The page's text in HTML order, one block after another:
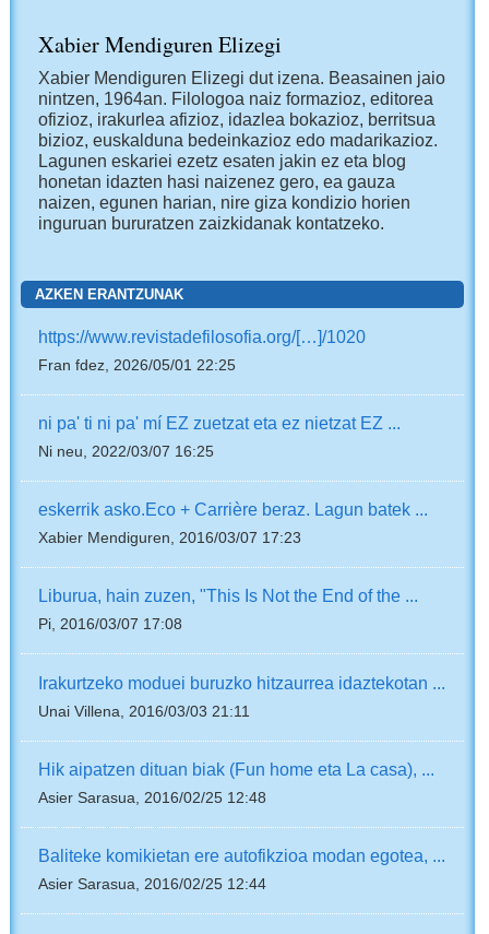
Xabier Mendiguren Elizegi
Xabier Mendiguren Elizegi dut izena. Beasainen jaio
nintzen, 1964an. Filologoa naiz formazioz, editorea
ofizioz, irakurlea afizioz, idazlea bokazioz, berritsua
bizioz, euskalduna bedeinkazioz edo madarikazioz.
Lagunen eskariei ezetz esaten jakin ez eta blog
honetan idazten hasi naizenez gero, ea gauza
naizen, egunen harian, nire giza kondizio horien
inguruan bururatzen zaizkidanak kontatzeko.
AZKEN ERANTZUNAK
https://www.revistadefilosofia.org/[…]/1020
Fran fdez, 2026/05/01 22:25
ni pa' ti ni pa' mí EZ zuetzat eta ez nietzat EZ ...
Ni neu, 2022/03/07 16:25
eskerrik asko.Eco + Carrière beraz. Lagun batek ...
Xabier Mendiguren, 2016/03/07 17:23
Liburua, hain zuzen, "This Is Not the End of the ...
Pi, 2016/03/07 17:08
Irakurtzeko moduei buruzko hitzaurrea idaztekotan ...
Unai Villena, 2016/03/03 21:11
Hik aipatzen dituan biak (Fun home eta La casa), ...
Asier Sarasua, 2016/02/25 12:48
Baliteke komikietan ere autofikzioa modan egotea, ...
Asier Sarasua, 2016/02/25 12:44